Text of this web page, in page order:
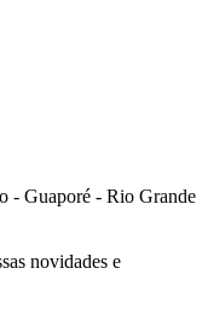
- Guaporé - Rio Grande
novidades e